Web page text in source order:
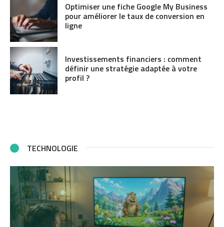
Optimiser une fiche Google My Business
pour améliorer le taux de conversion en
ligne
Investissements financiers : comment
définir une stratégie adaptée à votre
profil ?
TECHNOLOGIE